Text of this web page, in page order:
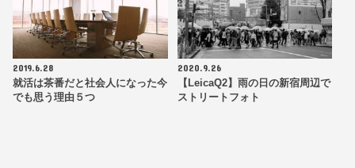
2019.6.28
就活は茶番だと社会人になった今
でも思う理由５つ
2020.9.26
【LeicaQ2】雨の日の新宿周辺で
ストリートフォト